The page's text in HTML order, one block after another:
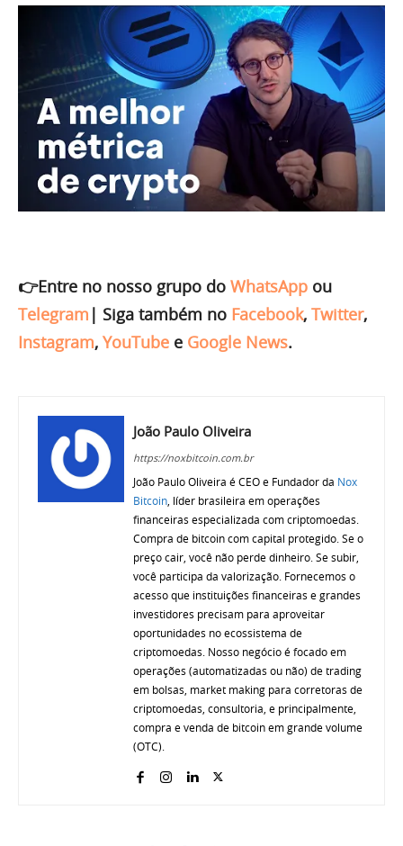
👉Entre no nosso grupo do WhatsApp ou
Telegram | Siga também no Facebook, Twitter,
Instagram, YouTube e Google News.
João Paulo Oliveira
https://noxbitcoin.com.br
João Paulo Oliveira é CEO e Fundador da Nox
Bitcoin, líder brasileira em operações
financeiras especializada com criptomoedas.
Compra de bitcoin com capital protegido. Se o
preço cair, você não perde dinheiro. Se subir,
você participa da valorização. Fornecemos o
acesso que instituições financeiras e grandes
investidores precisam para aproveitar
oportunidades no ecossistema de
criptomoedas. Nosso negócio é focado em
operações (automatizadas ou não) de trading
em bolsas, market making para corretoras de
criptomoedas, consultoria, e principalmente,
compra e venda de bitcoin em grande volume
(OTC).